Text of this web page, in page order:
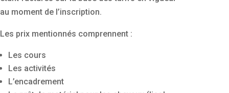
au moment de l’inscription.
Les prix mentionnés comprennent :
Les cours
Les activités
L’encadrement